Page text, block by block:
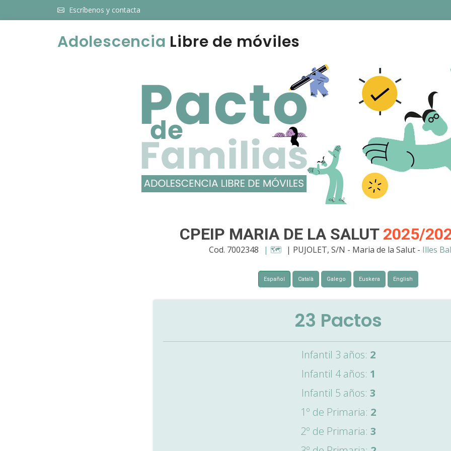
Escríbenos y contacta
Adolescencia Libre de móviles
CPEIP MARIA DE LA SALUT 2025/
Cod. 7002348 | 🗺️ | PUJOLET, S/N - Maria de la Salut - Illes
Español Català Galego Euskera English
23 Pactos
Infantil 3 años: 2
Infantil 4 años: 1
Infantil 5 años: 3
1º de Primaria: 2
2º de Primaria: 3